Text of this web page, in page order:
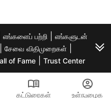
எங்களைப் பற்றி|
எங்களுடன்
|சேவை விதிமுறைகள்
of Fame| Trust Center
கட்டுரைகள் உள்நுழைக